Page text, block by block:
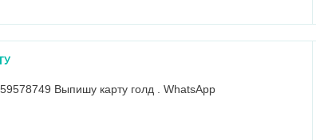
Выпишу карту голд . WhatsApp